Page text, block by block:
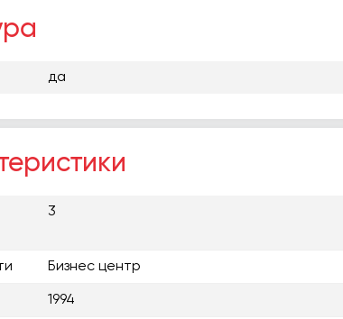
да
3
Бизнес центр
1994